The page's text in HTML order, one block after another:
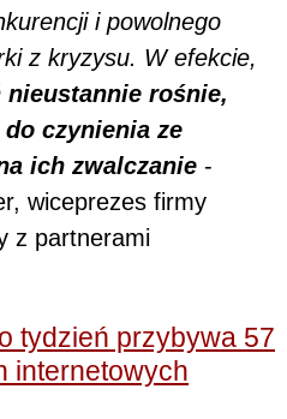
i powolnego
z kryzysu. W efekcie,
rośnie,
czynienia ze
ich zwalczanie -
wiceprezes firmy
z partnerami
tydzień przybywa 57
internetowych